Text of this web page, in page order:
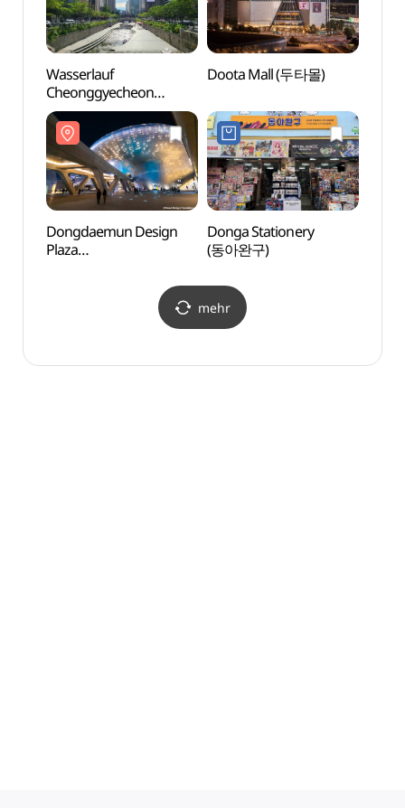
Wasserlauf
Cheonggyecheon
(청계천)
Doota Mall (두타몰)
Dongdaemun Design
Plaza
Donga Stationery
(동아완구)
mehr